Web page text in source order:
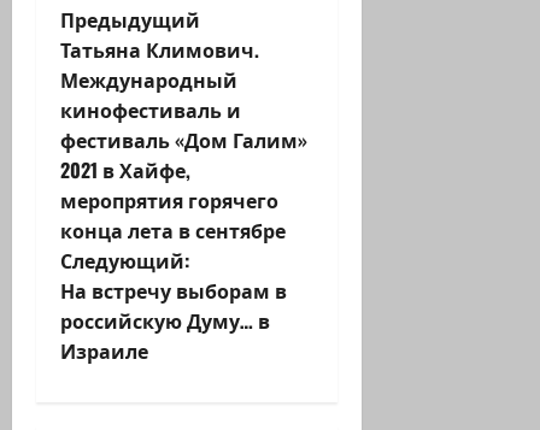
Н
а
в
и
г
а
ц
Предыдущий
Татьяна Климович.
Международный
кинофестиваль и
фестиваль «Дом Галим»
2021 в Хайфе,
меропрятия горячего
конца лета в сентябре
Следующий:
На встречу выборам в
российскую Думу… в
Израиле